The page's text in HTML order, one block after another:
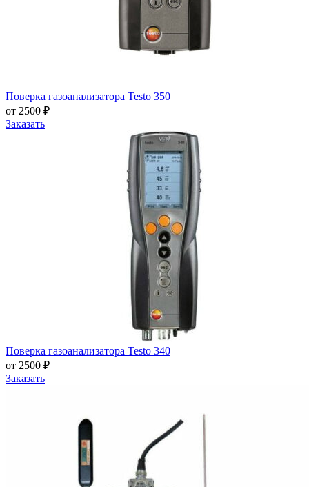
Поверка газоанализатора Testo 350
от 2500 ₽
Заказать
Поверка газоанализатора Testo 340
от 2500 ₽
Заказать